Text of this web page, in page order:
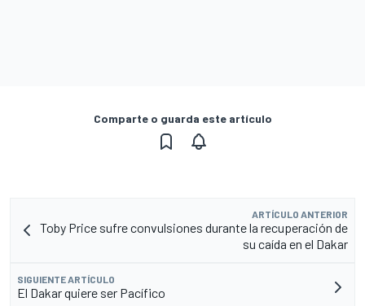
Comparte o guarda este artículo
ARTÍCULO ANTERIOR
Toby Price sufre convulsiones durante la recuperación de
su caída en el Dakar
SIGUIENTE ARTÍCULO
El Dakar quiere ser Pacífico